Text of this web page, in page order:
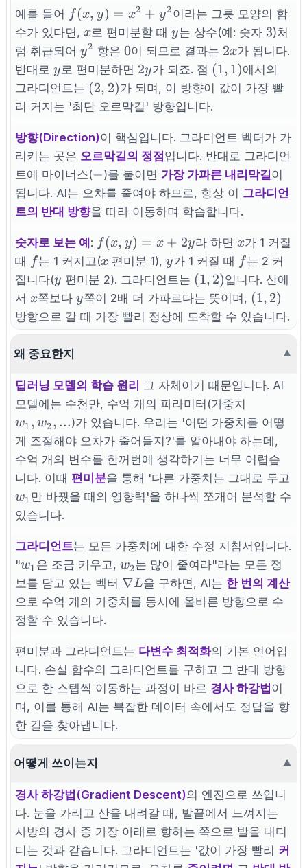
)
예를 들어 f(x,y)=x^{2}+y^{2}
f(x, y) = x2 + y2이라는 그릇 모양의 함
수가 있다면,x
x로 편미분할 때y
y는 상수(예: 숫자 3
3)처
럼 취급되어y^{2}
y2 항은 0
0이 되므로 결과는 2x
2x가 됩니다.
반대로y
y 로 편미분하면 2y
2y가 되죠. 점 (1,1)
(1, 1)에서의
그라디언트는 (2,2)
(2, 2)가 되며, 이 방향이 값이 가장 빨
리 커지는 '최단 오르막길' 방향입니다.
방향(Direction)이 핵심입니다. 그라디언트 벡터가 가
리키는 곳은 오르막길의 정점입니다. 반대로 그라디언
트에 마이너스(-
−)를 붙이면 가장 가파른 내리막길이
됩니다. AI는 오차를 줄여야 하므로, 항상 이 그라디언
트의 반대 방향을 따라 이동하며 학습합니다.
숫자로 보는 예: f(x,y)=x+2y
f(x, y) = x + 2y라 하면 x
x가 1 커질
때 ff는 1 커지고(x
x 편미분 1),y
y가 1 커질 때 ff는 2 커
집니다(y
y 편미분 2). 그라디언트는 (1,
2)
(1, 2)입니다. 산에
서x
x쪽보다y
y쪽이 2배 더 가파르다는 뜻이며, (1,
2)
(1, 2)
방향으로 갈 때 가장 빨리 정상에 도착할 수 있습니다.
왜 중요한지 ▼
딥러닝 모델의 학습 원리 그 자체이기 때문입니다. AI
모델에는 수천만, 수억 개의 파라미터(가중치
w_2,
...
w1 , w2, ...)가 있습니다. 우리는 '어떤 가중치를 어떻
게 조절해야 오차가 줄어들지?'를 알아내야 하는데,
수억 개의 변수를 한꺼번에 생각하기는 너무 어렵습
니다. 이때 편미분을 통해 '다른 가중치는 그대로 두고
w_1
w1 만 바꿨을 때의 영향력'을 하나씩 쪼개어 분석할 수
있습니다.
그라디언트는 모든 가중치에 대한 수정 지침서입니다.
"w_1
w1 은 조금 키우고, w_2
w2는 많이 줄여라"라는 모든 정
보를 담고 있는 벡터 \nabla
L
∇L을 구하면, AI는 한 번의 계산
으로 수억 개의 가중치를 동시에 올바른 방향으로 수
정할 수 있습니다.
편미분과 그라디언트는 다변수 최적화의 기본 언어입
니다. 손실 함수의 그라디언트를 구하고 그 반대 방향
으로 한 스텝씩 이동하는 과정이 바로 경사 하강법 이
며, 이를 통해 AI는 복잡한 데이터 속에서도 정답을 향
한 길을 찾아냅니다.
어떻게 쓰이는지 ▼
경사 하강법(Gradient Descent)의 엔진으로 쓰입니
다. 눈을 가리고 산을 내려갈 때, 발끝에서 느껴지는
사방의 경사 중 가장 아래로 향하는 쪽으로 발을 내디
디는 것과 같습니다. 그라디언트는 '값이 가장 빨리 커